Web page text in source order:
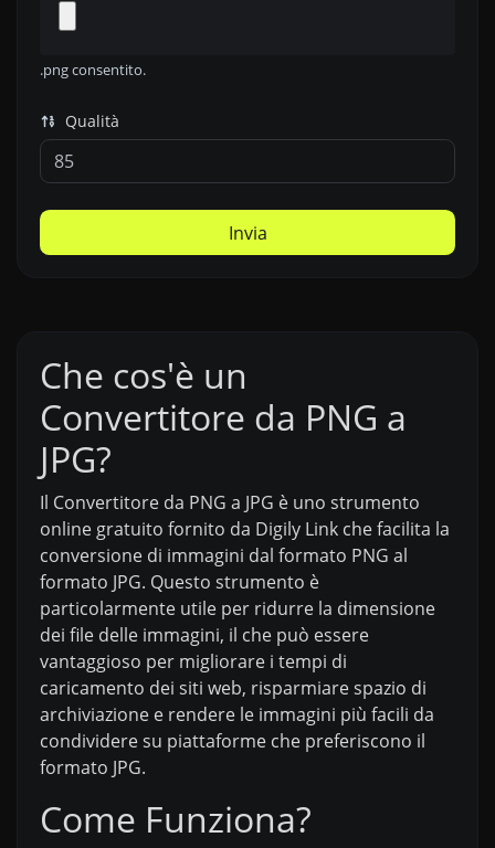
.png consentito.
Qualità
Invia
Che cos'è un
Convertitore da PNG a
JPG?
Il Convertitore da PNG a JPG è uno strumento
online gratuito fornito da Digily Link che facilita la
conversione di immagini dal formato PNG al
formato JPG. Questo strumento è
particolarmente utile per ridurre la dimensione
dei file delle immagini, il che può essere
vantaggioso per migliorare i tempi di
caricamento dei siti web, risparmiare spazio di
archiviazione e rendere le immagini più facili da
condividere su piattaforme che preferiscono il
formato JPG.
Come Funziona?